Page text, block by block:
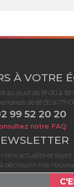
À VOTRE
au jeudi de 8h30 à
de 8h30 à
99 52 20 20
notre FAQ
notre actualité et soyez
décrouvrir nos